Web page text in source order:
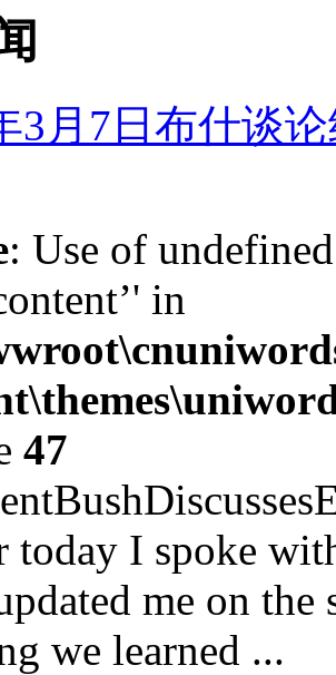
3月7日布什谈
: Use of
in
47
today I spoke
me on the
we learned ...